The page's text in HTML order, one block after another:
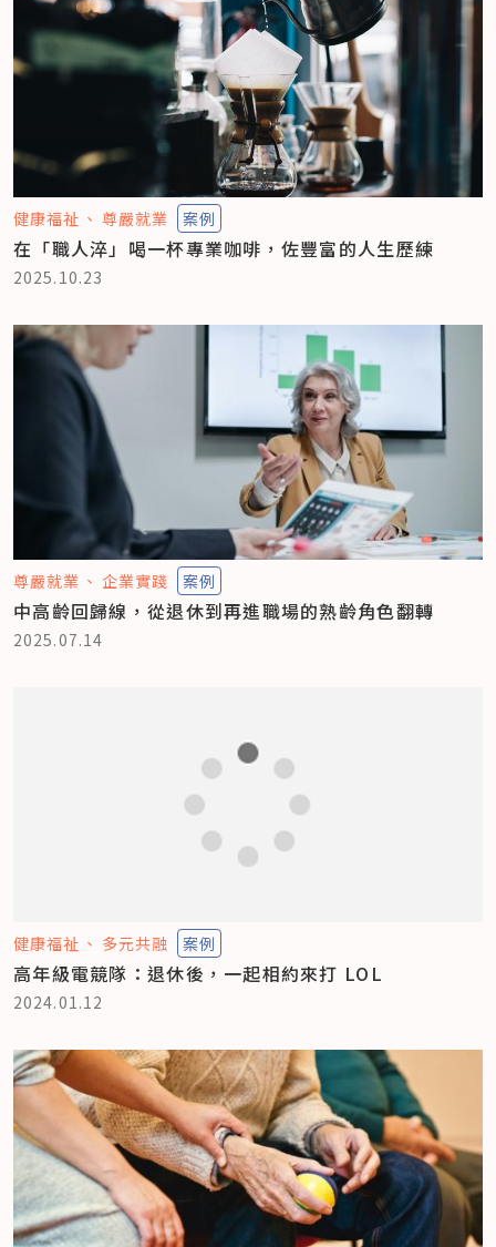
健康福祉 尊嚴就業 案例
在「職人淬」喝一杯專業咖啡，佐豐富的人生歷練
2025.10.23
尊嚴就業 企業實踐 案例
中高齡回歸線，從退休到再進職場的熟齡角色翻轉
2025.07.14
健康福祉 多元共融 案例
高年級電競隊：退休後，一起相約來打 LOL
2024.01.12